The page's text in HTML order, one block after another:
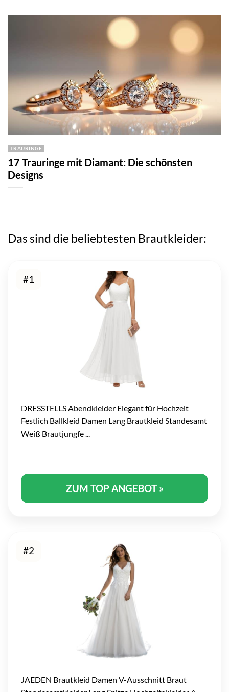
TRAURINGE
17 Trauringe mit Diamant: Die schönsten
Designs
Das sind die beliebtesten Brautkleider:
#1
DRESSTELLS Abendkleider Elegant für Hochzeit
Festlich Ballkleid Damen Lang Brautkleid Standesamt
Weiß Brautjungfe ...
ZUM TOP ANGEBOT »
#2
JAEDEN Brautkleid Damen V-Ausschnitt Braut